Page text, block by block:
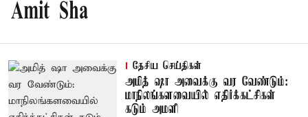
Amit Sha
தேசிய செய்திகள்
அமித் ஷா அவைக்கு வர வேண்டும்:
மாநிலங்களவையில் எதிர்க்கட்சிகள்
கடும் அமளி